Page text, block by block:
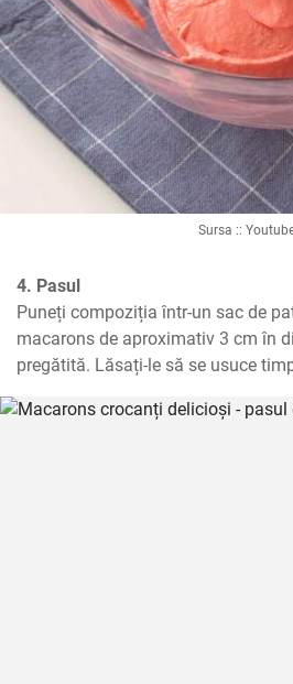
Sursa ::
4. Pasul
Puneți compoziția într-un sac de
macarons de aproximativ 3 cm în
pregătită. Lăsați-le să se usuce